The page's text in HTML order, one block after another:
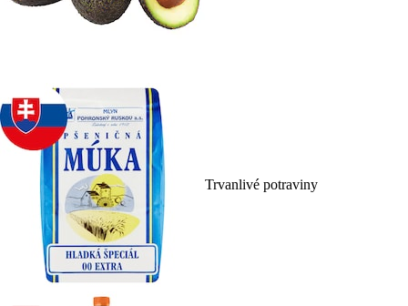
Trvanlivé potraviny